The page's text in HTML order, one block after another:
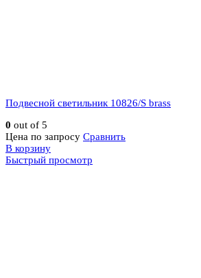
Подвесной светильник 10826/S brass
0 out of 5
Цена по запросу Сравнить
В корзину
Быстрый просмотр